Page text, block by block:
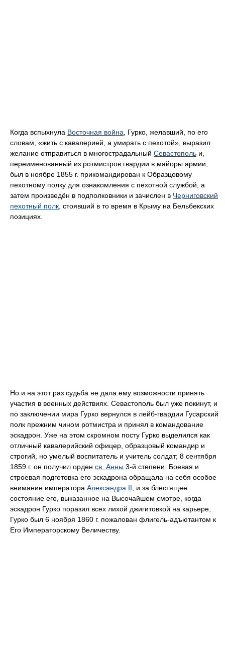
Когда вспыхнула Восточная война , Гурко, желавший, по его
словам, «жить с кавалерией, а умирать с пехотой», выразил
желание отправиться в многострадальный Севастополь и,
переименованный из ротмистров гвардии в майоры армии,
был в ноябре 1855 г. прикомандирован к Образцовому
пехотному полку для ознакомления с пехотной службой, а
затем произведён в подполковники и зачислен в Черниговский
пехотный полк , стоявший в то время в Крыму на Бельбекских
позициях.
Но и на этот раз судьба не дала ему возможности принять
участия в военных действиях. Севастополь был уже покинут, и
по заключении мира Гурко вернулся в лейб-гвардии Гусарский
полк прежним чином ротмистра и принял в командование
эскадрон. Уже на этом скромном посту Гурко выделился как
отличный кавалерийский офицер, образцовый командир и
строгий, но умелый воспитатель и учитель солдат; 8 сентября
1859 г. он получил орден св. Анны 3-й степени. Боевая и
строевая подготовка его эскадрона обращала на себя особое
внимание императора Александра II , и за блестящее
состояние его, выказанное на Высочайшем смотре, когда
эскадрон Гурко поразил всех лихой джигитовкой на карьере,
Гурко был 6 ноября 1860 г. пожалован флигель-адъютантом к
Его Императорскому Величеству.